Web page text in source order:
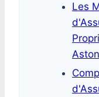
Les